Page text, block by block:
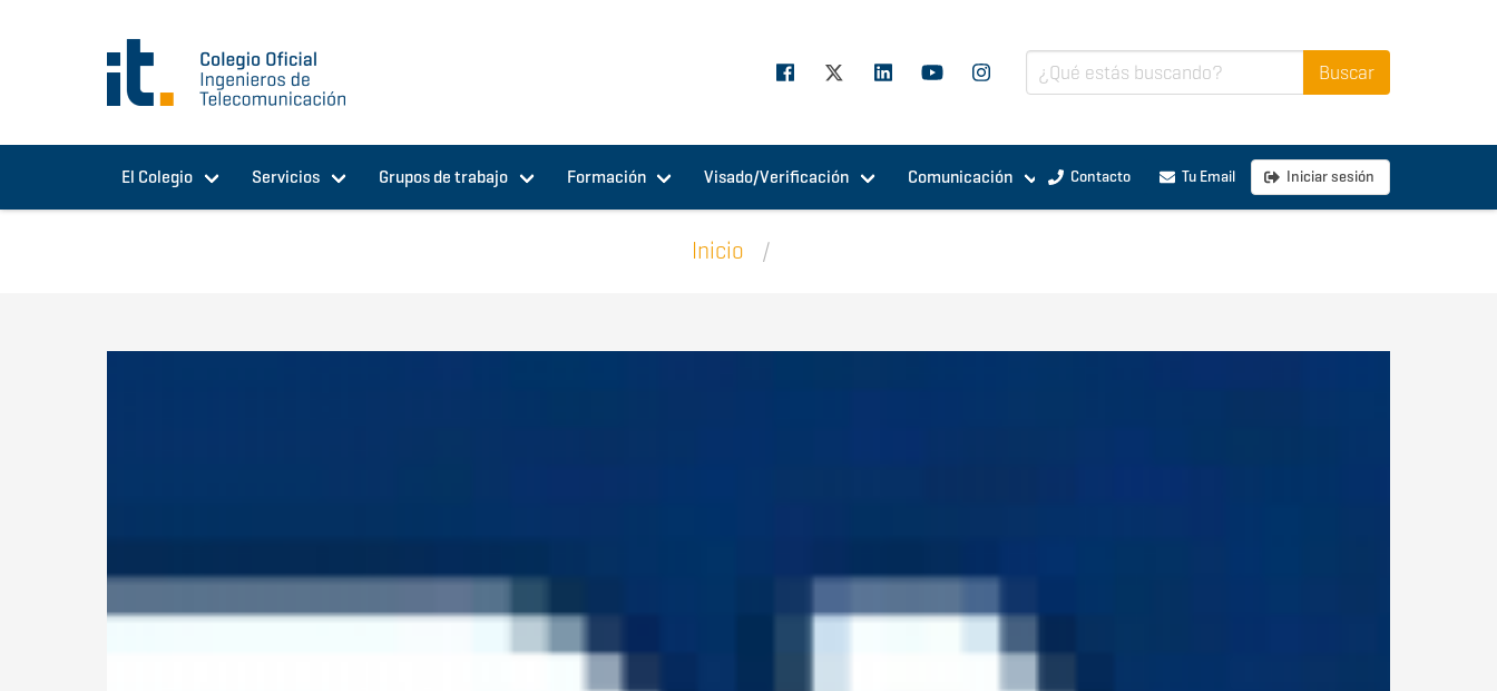
El Colegio Servicios Grupos de trabajo Formación Visado/Verificación Comunicación Contacto Tu Email Iniciar sesión
Inicio